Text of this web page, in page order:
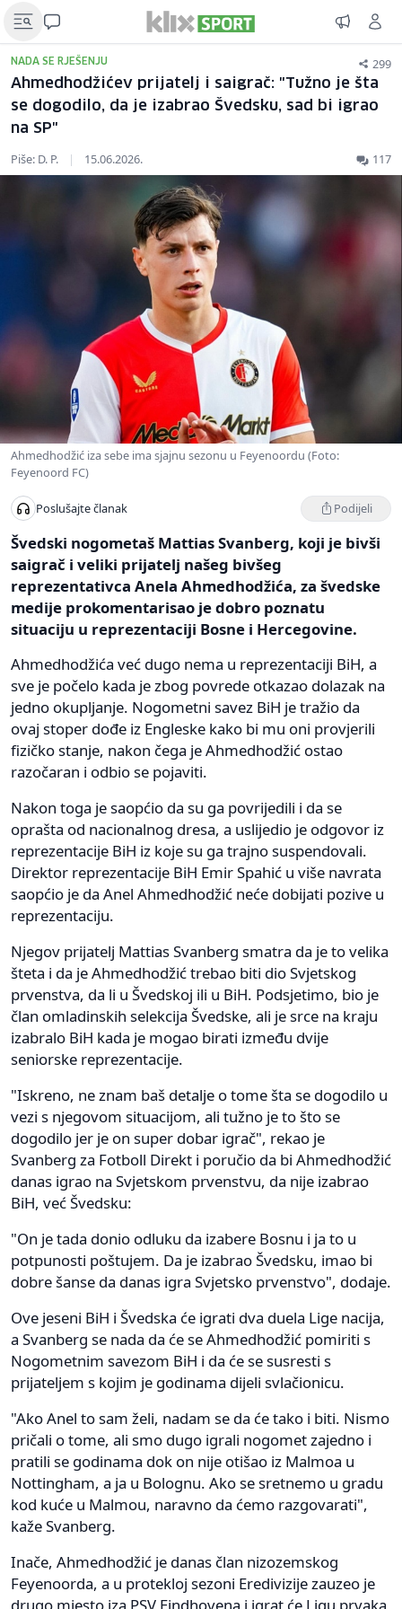
NADA SE RJEŠENJU 299
Ahmedhodžićev prijatelj i saigrač: "Tužno je šta
se dogodilo, da je izabrao Švedsku, sad bi igrao
na SP"
Piše: D. P. | 15.06.2026. 117
Ahmedhodžić iza sebe ima sjajnu sezonu u Feyenoordu (Foto:
Feyenoord FC)
Poslušajte članak Podijeli
Švedski nogometaš Mattias Svanberg, koji je bivši
saigrač i veliki prijatelj našeg bivšeg
reprezentativca Anela Ahmedhodžića, za švedske
medije prokomentarisao je dobro poznatu
situaciju u reprezentaciji Bosne i Hercegovine.
Ahmedhodžića već dugo nema u reprezentaciji BiH, a
sve je počelo kada je zbog povrede otkazao dolazak na
jedno okupljanje. Nogometni savez BiH je tražio da
ovaj stoper dođe iz Engleske kako bi mu oni provjerili
fizičko stanje, nakon čega je Ahmedhodžić ostao
razočaran i odbio se pojaviti.
Nakon toga je saopćio da su ga povrijedili i da se
oprašta od nacionalnog dresa, a uslijedio je odgovor iz
reprezentacije BiH iz koje su ga trajno suspendovali.
Direktor reprezentacije BiH Emir Spahić u više navrata
saopćio je da Anel Ahmedhodžić neće dobijati pozive u
reprezentaciju.
Njegov prijatelj Mattias Svanberg smatra da je to velika
šteta i da je Ahmedhodžić trebao biti dio Svjetskog
prvenstva, da li u Švedskoj ili u BiH. Podsjetimo, bio je
član omladinskih selekcija Švedske, ali je srce na kraju
izabralo BiH kada je mogao birati između dvije
seniorske reprezentacije.
"Iskreno, ne znam baš detalje o tome šta se dogodilo u
vezi s njegovom situacijom, ali tužno je to što se
dogodilo jer je on super dobar igrač", rekao je
Svanberg za Fotboll Direkt i poručio da bi Ahmedhodžić
danas igrao na Svjetskom prvenstvu, da nije izabrao
BiH, već Švedsku:
"On je tada donio odluku da izabere Bosnu i ja to u
potpunosti poštujem. Da je izabrao Švedsku, imao bi
dobre šanse da danas igra Svjetsko prvenstvo", dodaje.
Ove jeseni BiH i Švedska će igrati dva duela Lige nacija,
a Svanberg se nada da će se Ahmedhodžić pomiriti s
Nogometnim savezom BiH i da će se susresti s
prijateljem s kojim je godinama dijeli svlačionicu.
"Ako Anel to sam želi, nadam se da će tako i biti. Nismo
pričali o tome, ali smo dugo igrali nogomet zajedno i
pratili se godinama dok on nije otišao iz Malmoa u
Nottingham, a ja u Bolognu. Ako se sretnemo u gradu
kod kuće u Malmou, naravno da ćemo razgovarati",
kaže Svanberg.
Inače, Ahmedhodžić je danas član nizozemskog
Feyenoorda, a u protekloj sezoni Eredivizije zauzeo je
drugo mjesto iza PSV Eindhovena i igrat će Ligu prvaka